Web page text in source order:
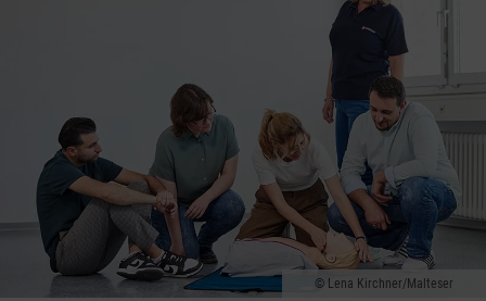
Lena Kirchner/Malteser